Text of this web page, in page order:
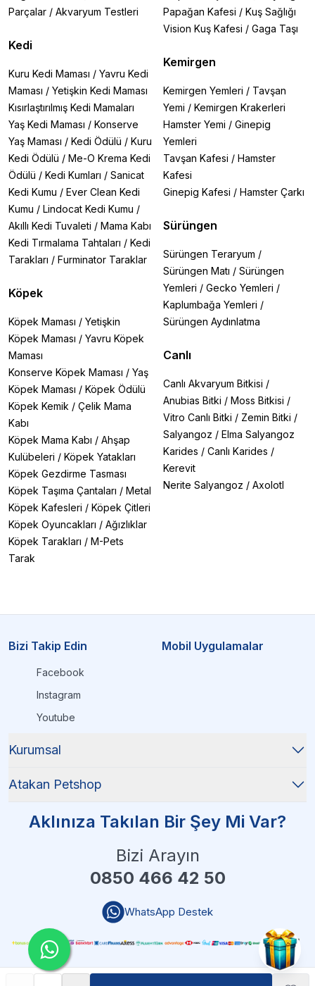
Parçalar / Akvaryum Testleri
Kedi
Kuru Kedi Maması / Yavru Kedi
Maması / Yetişkin Kedi Maması
Kısırlaştırılmış Kedi Mamaları
Yaş Kedi Maması / Konserve
Yaş Maması / Kedi Ödülü / Kuru
Kedi Ödülü / Me-O Krema Kedi
Ödülü / Kedi Kumları / Sanicat
Kedi Kumu / Ever Clean Kedi
Kumu / Lindocat Kedi Kumu /
Akıllı Kedi Tuvaleti / Mama Kabı
Kedi Tırmalama Tahtaları / Kedi
Tarakları / Furminator Taraklar
Köpek
Köpek Maması / Yetişkin
Köpek Maması / Yavru Köpek
Maması
Konserve Köpek Maması / Yaş
Köpek Maması / Köpek Ödülü
Köpek Kemik / Çelik Mama
Kabı
Köpek Mama Kabı / Ahşap
Kulübeleri / Köpek Yatakları
Köpek Gezdirme Tasması
Köpek Taşıma Çantaları / Metal
Köpek Kafesleri / Köpek Çitleri
Köpek Oyuncakları / Ağızlıklar
Köpek Tarakları / M-Pets
Tarak
Papağan Kafesi / Kuş Sağlığı
Vision Kuş Kafesi / Gaga Taşı
Kemirgen
Kemirgen Yemleri / Tavşan
Yemi / Kemirgen Krakerleri
Hamster Yemi / Ginepig
Yemleri
Tavşan Kafesi / Hamster
Kafesi
Ginepig Kafesi / Hamster Çarkı
Sürüngen
Sürüngen Teraryum /
Sürüngen Matı / Sürüngen
Yemleri / Gecko Yemleri /
Kaplumbağa Yemleri /
Sürüngen Aydınlatma
Canlı
Canlı Akvaryum Bitkisi /
Anubias Bitki / Moss Bitkisi /
Vitro Canlı Bitki / Zemin Bitki /
Salyangoz / Elma Salyangoz
Karides / Canlı Karides /
Kerevit
Nerite Salyangoz / Axolotl
Bizi Takip Edin
Facebook
Instagram
Youtube
Mobil Uygulamalar
Kurumsal
Atakan Petshop
Aklınıza Takılan Bir Şey Mi Var?
Bizi Arayın
0850 466 42 50
WhatsApp Destek